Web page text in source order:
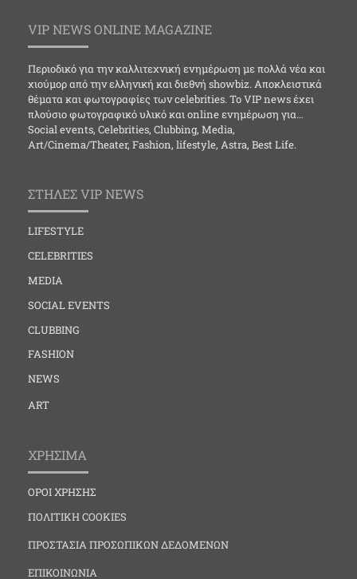
VIP NEWS ONLINE MAGAZINE
Περιοδικό για την καλλιτεχνική ενημέρωση με πολλά νέα και
χιούμορ από την ελληνική και διεθνή showbiz. Αποκλειστικά
θέματα και φωτογραφίες των celebrities. Το VIP news έχει
πλούσιο φωτογραφικό υλικό και online ενημέρωση για…
Social events, Celebrities, Clubbing, Media,
Art/Cinema/Theater, Fashion, lifestyle, Astra, Best Life.
ΣΤΗΛΕΣ VIP NEWS
LIFESTYLE
CELEBRITIES
MEDIA
SOCIAL EVENTS
CLUBBING
FASHION
NEWS
ART
ΧΡΗΣΙΜΑ
ΟΡΟΙ ΧΡΗΣΗΣ
ΠΟΛΙΤΙΚΗ COOKIES
ΠΡΟΣΤΑΣΙΑ ΠΡΟΣΩΠΙΚΩΝ ΔΕΔΟΜΕΝΩΝ
ΕΠΙΚΟΙΝΩΝΙΑ